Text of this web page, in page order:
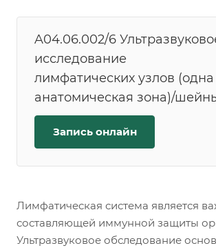
A04.06.002/6
исследование
лимфатических узлов (одна
анатомическая зона)/
Запись онлайн
Лимфатическая система является
составляющей иммунной защиты
Ультразвуковое обследование